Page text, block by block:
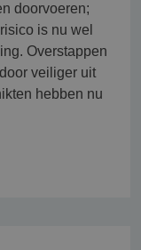
doorvoeren;
is nu wel
Overstappen
veiliger uit
hebben nu